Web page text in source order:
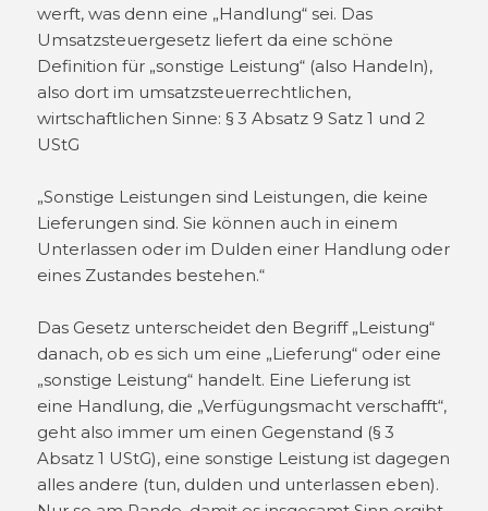
werft, was denn eine „Handlung“ sei. Das
Umsatzsteuergesetz liefert da eine schöne
Definition für „sonstige Leistung“ (also Handeln),
also dort im umsatzsteuerrechtlichen,
wirtschaftlichen Sinne: § 3 Absatz 9 Satz 1 und 2
UStG
„Sonstige Leistungen sind Leistungen, die keine
Lieferungen sind. Sie können auch in einem
Unterlassen oder im Dulden einer Handlung oder
eines Zustandes bestehen.“
Das Gesetz unterscheidet den Begriff „Leistung“
danach, ob es sich um eine „Lieferung“ oder eine
„sonstige Leistung“ handelt. Eine Lieferung ist
eine Handlung, die „Verfügungsmacht verschafft“,
geht also immer um einen Gegenstand (§ 3
Absatz 1 UStG), eine sonstige Leistung ist dagegen
alles andere (tun, dulden und unterlassen eben).